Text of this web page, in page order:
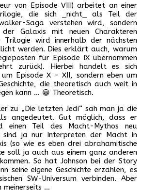
von Episode VIII) arbeitet an einer
die sich _nicht_ als Teil der
Saga verstehen wird, sondern
Galaxis mit neuen Charakteren
Trilogie wird innerhalb der nächsten
werden. Dies erklärt auch, warum
für Episode IX übernommen
zurück). Hierbei handelt es sich
Episode X – XII, sondern eben um
die theoretisch auch weit in
kann … 😀 Theoretisch.
zu „Die letzten Jedi“ sah man ja die
angedeutet. Gut möglich, dass er
einen Teil des Macht-Mythos neu
sind ja nur Interpreten der Macht in
(so wie es eben drei abrahamitische
soll ja auch aus einem ganz anderen
So hat Johnson bei der Story
seine eigene Geschichte erzählen, es
SW-Universum verbinden. Aber
meinerseits …